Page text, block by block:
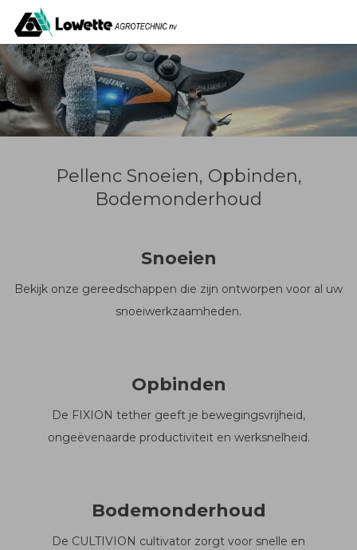
Pellenc Snoeien, Opbinden,
Bodemonderhoud
Snoeien
Bekijk onze gereedschappen die zijn ontworpen voor al uw
snoeiwerkzaamheden.
Opbinden
De FIXION tether geeft je bewegingsvrijheid,
ongeëvenaarde productiviteit en werksnelheid.
Bodemonderhoud
De CULTIVION cultivator zorgt voor snelle en